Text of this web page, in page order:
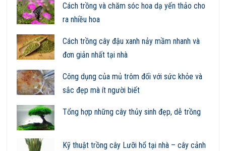
Cách trồng và chăm sóc hoa dạ yến thảo cho
ra nhiều hoa
Cách trồng cây đậu xanh nảy mầm nhanh và
đơn giản nhất tại nhà
Công dụng của mủ trôm đối với sức khỏe và
sắc đẹp mà ít người biết
Tổng hợp những cây thủy sinh đẹp, dễ trồng
Kỹ thuật trồng cây Lưỡi hổ tại nhà – cây cảnh